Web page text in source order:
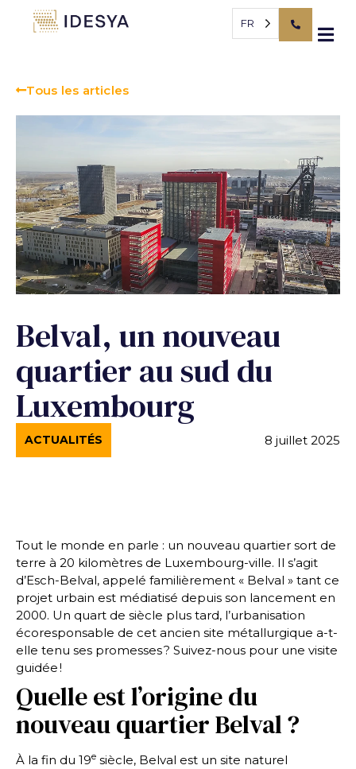
FR
Tous les articles
Belval, un nouveau
quartier au sud du
Luxembourg
ACTUALITÉS 8 juillet 2025
Tout le monde en parle : un nouveau quartier sort de
terre à 20 kilomètres de Luxembourg-ville. Il s’agit
d’Esch-Belval, appelé familièrement « Belval » tant ce
projet urbain est médiatisé depuis son lancement en
2000. Un quart de siècle plus tard, l’urbanisation
écoresponsable de cet ancien site métallurgique a-t-
elle tenu ses promesses ? Suivez-nous pour une visite
guidée !
Quelle est l’origine du
nouveau quartier Belval ?
À la fin du 19e siècle, Belval est un site naturel
Panneau de gestion des cookies